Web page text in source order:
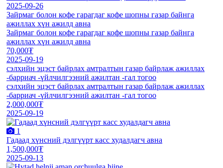
2025-09-26
Зайрмаг болон кофе гарагдаг кофе шопны газар байнга
ажиллах хүн ажилд авна
Зайрмаг болон кофе гарагдаг кофе шопны газар байнга
ажиллах хүн ажилд авна
70,000₮
2025-09-19
сэлхийн эцэст байрлах амтралтын газар байрлаж ажиллах
-барриач -үйлчилгээний ажилтан -гал тогоо
сэлхийн эцэст байрлах амтралтын газар байрлаж ажиллах
-барриач -үйлчилгээний ажилтан -гал тогоо
2,000,000₮
2025-09-19
1
Гадаад хүнсний дэлгүүрт касс худалдагч авна
1,500,000₮
2025-09-13